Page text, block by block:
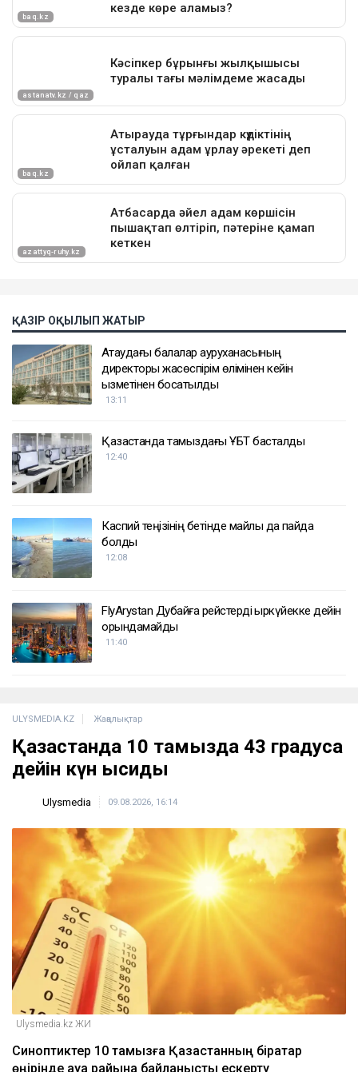
ҚАЗІР ОҚЫЛЫП ЖАТЫР
Ақтаудағы балалар ауруханасының
директоры жасөспірім өлімінен кейін
қызметінен босатылды
13:11
Қазақстанда тамыздағы ҰБТ басталды
12:40
Каспий теңізінің бетінде майлы дақ пайда
болды
12:08
FlyArystan Дубайға рейстерді қыркүйекке дейін
орындамайды
11:40
ULYSMEDIA.KZ Жаңалықтар
Қазақстанда 10 тамызда 43 градусқа
дейін күн ысиды
Ulysmedia 09.08.2026, 16:14
Ulysmedia.kz ЖИ
Синоптиктер 10 тамызға Қазақстанның бірқатар
өңірінде ауа райына байланысты ескерту